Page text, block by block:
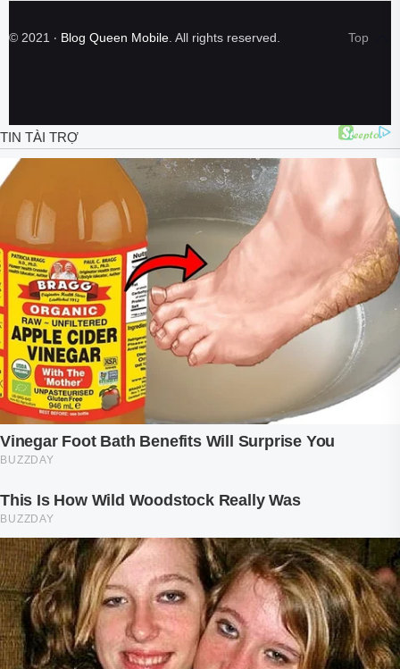
© 2021 ‧ Blog Queen Mobile . All rights reserved.